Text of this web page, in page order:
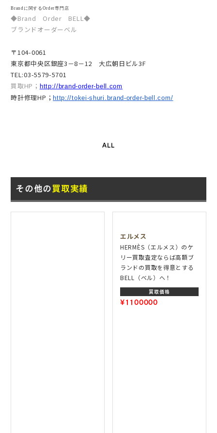
Brandに関するOrder専門店
◆Brand Order BELL◆
ブランドオーダーベル
〒104-0061
東京都中央区銀座3－8－12 大広朝日ビル3F
TEL:03-5579-5701
買取HP； http://brand-order-bell.com
時計修理HP； http://tokei-shuri.brand-order-bell.com/
ALL
その他の買取実績
エルメス
HERMÈS（エルメス）のケ
リー買取査定ならば高額ブ
ランドの買取を得意とする
BELL（ベル）へ！
買取価格
¥1100000